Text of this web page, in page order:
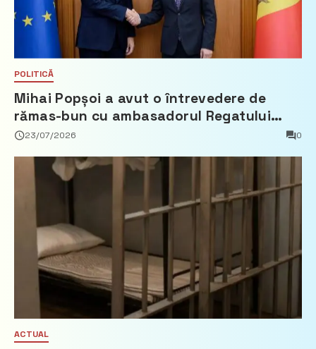
POLITICĂ
Mihai Popșoi a avut o întrevedere de
rămas-bun cu ambasadorul Regatului
Țărilor de Jos, Fred Duijn
23/07/2026 0
ACTUAL